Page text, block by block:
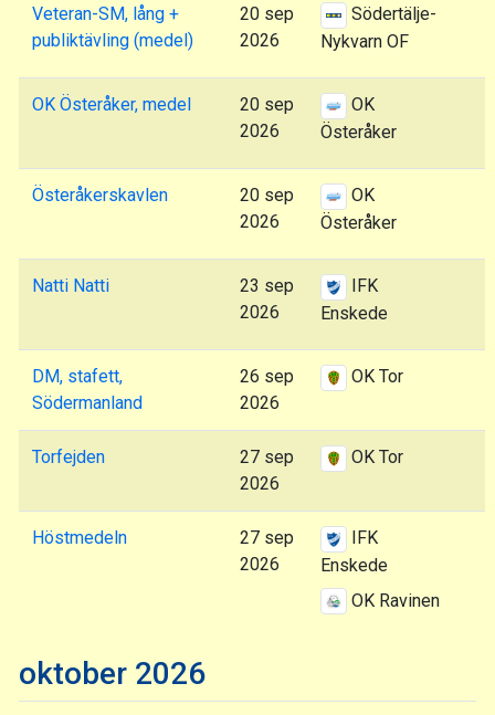
Veteran-SM, lång +
publiktävling (medel)
20 sep
2026
Södertälje-
Nykvarn OF
OK Österåker, medel
20 sep
2026
OK
Österåker
Österåkerskavlen
20 sep
2026
OK
Österåker
Natti Natti
23 sep
2026
IFK
Enskede
DM, stafett,
Södermanland
26 sep
2026
OK Tor
Torfejden
27 sep
2026
OK Tor
Höstmedeln
27 sep
2026
IFK
Enskede
OK Ravinen
oktober 2026